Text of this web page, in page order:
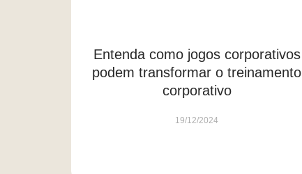
Entenda como jogos corporativos
podem transformar o treinamento
corporativo
19/12/2024